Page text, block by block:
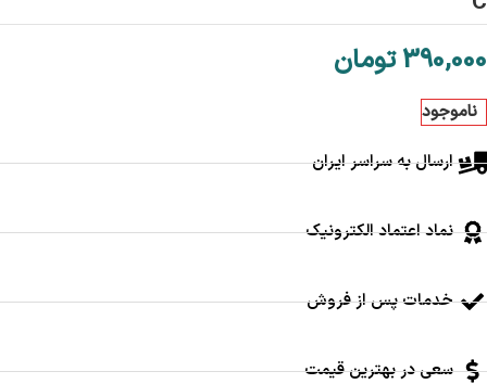
390,000 تومان
ناموجود
ارسال به سراسر ایران
نماد اعتماد الکترونیک
خدمات پس از فروش
سعی در بهترین قیمت